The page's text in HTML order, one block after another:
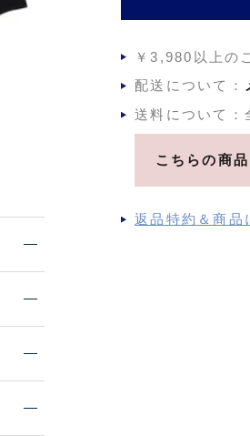
￥3,980以上の
配送について：
送料について：
こちらの商
返品特約＆商品